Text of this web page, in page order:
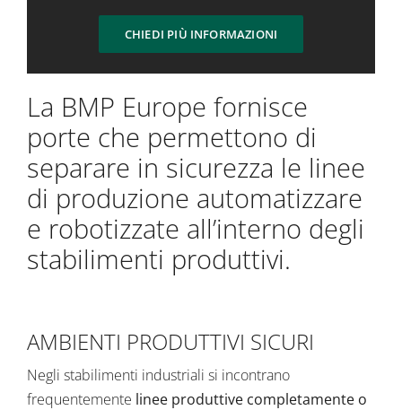
CHIEDI PIÙ INFORMAZIONI
La BMP Europe fornisce
porte che permettono di
separare in sicurezza le linee
di produzione automatizzare
e robotizzate all’interno degli
stabilimenti produttivi.
AMBIENTI PRODUTTIVI SICURI
Negli stabilimenti industriali si incontrano
frequentemente linee produttive completamente o